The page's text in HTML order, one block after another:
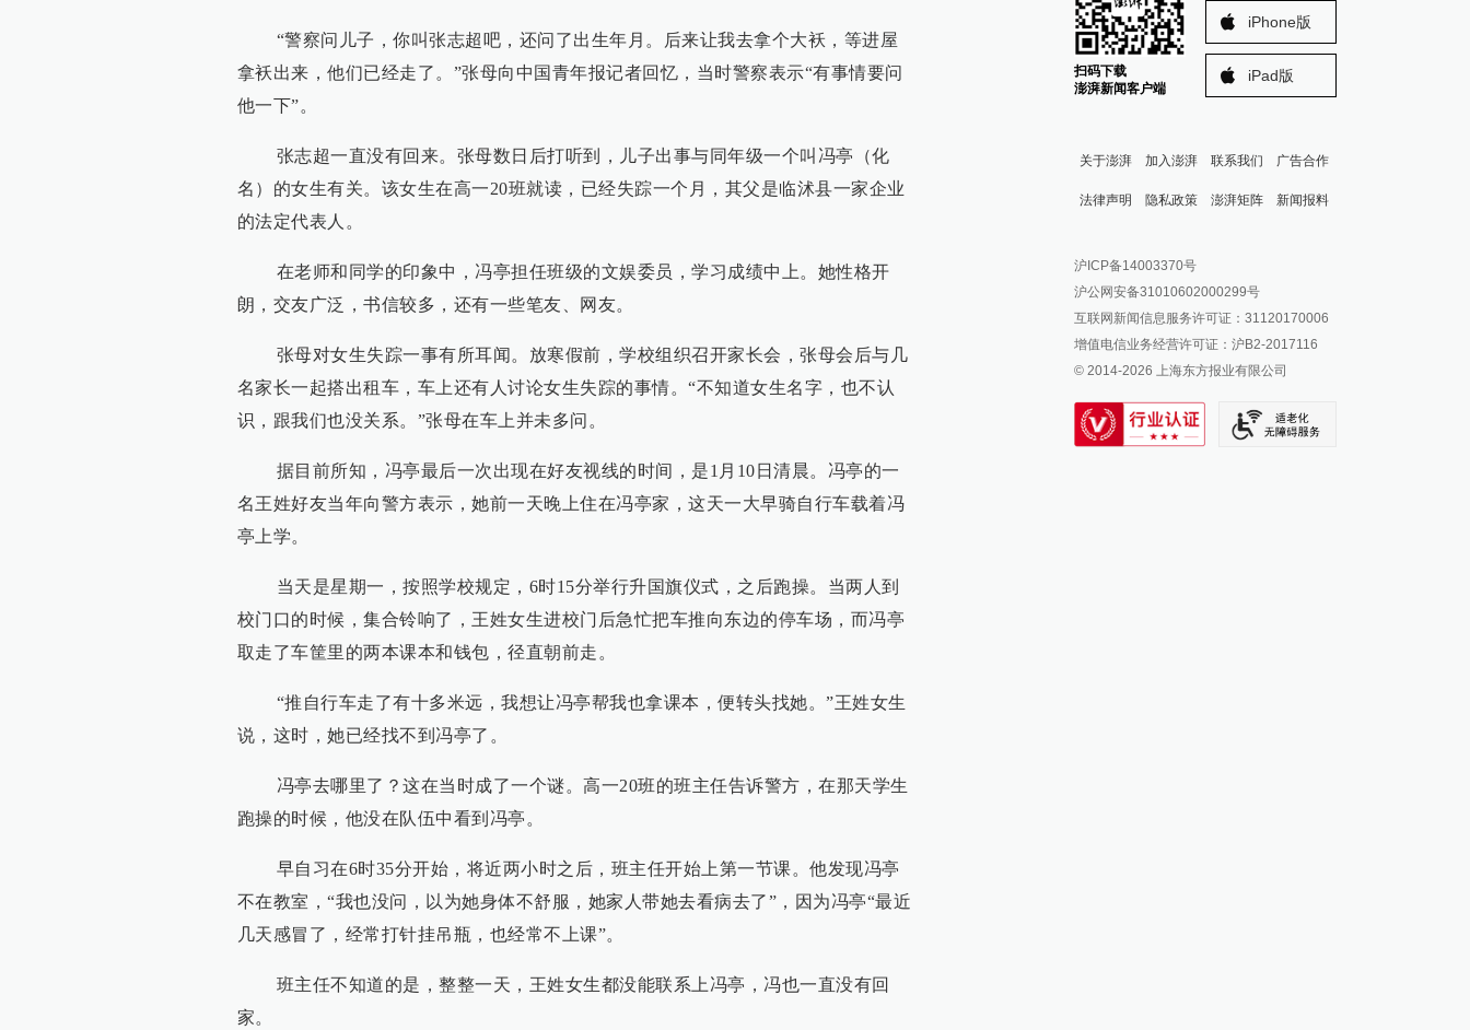
“警察问儿子，你叫张志超吧，还问了出生年月。后来让我去拿个大袄，等进屋
拿袄出来，他们已经走了。”张母向中国青年报记者回忆，当时警察表示“有事情要问
他一下”。
张志超一直没有回来。张母数日后打听到，儿子出事与同年级一个叫冯亭（化
名）的女生有关。该女生在高一20班就读，已经失踪一个月，其父是临沭县一家企业
的法定代表人。
在老师和同学的印象中，冯亭担任班级的文娱委员，学习成绩中上。她性格开
朗，交友广泛，书信较多，还有一些笔友、网友。
张母对女生失踪一事有所耳闻。放寒假前，学校组织召开家长会，张母会后与几
名家长一起搭出租车，车上还有人讨论女生失踪的事情。“不知道女生名字，也不认
识，跟我们也没关系。”张母在车上并未多问。
据目前所知，冯亭最后一次出现在好友视线的时间，是1月10日清晨。冯亭的一
名王姓好友当年向警方表示，她前一天晚上住在冯亭家，这天一大早骑自行车载着冯
亭上学。
当天是星期一，按照学校规定，6时15分举行升国旗仪式，之后跑操。当两人到
校门口的时候，集合铃响了，王姓女生进校门后急忙把车推向东边的停车场，而冯亭
取走了车筐里的两本课本和钱包，径直朝前走。
“推自行车走了有十多米远，我想让冯亭帮我也拿课本，便转头找她。”王姓女生
说，这时，她已经找不到冯亭了。
冯亭去哪里了？这在当时成了一个谜。高一20班的班主任告诉警方，在那天学生
跑操的时候，他没在队伍中看到冯亭。
早自习在6时35分开始，将近两小时之后，班主任开始上第一节课。他发现冯亭
不在教室，“我也没问，以为她身体不舒服，她家人带她去看病去了”，因为冯亭“最近
几天感冒了，经常打针挂吊瓶，也经常不上课”。
班主任不知道的是，整整一天，王姓女生都没能联系上冯亭，冯也一直没有回
家。
扫码下载
澎湃新闻客户端
iPhone版
iPad版
关于澎湃 加入澎湃 联系我们 广告合作
法律声明 隐私政策 澎湃矩阵
澎湃新闻公众号
澎湃新闻抖音号
派生万物开放平台
IP SHANGHAI
SIXTH TONE
新闻报料
报料邮箱: news@thepaper.cn
沪ICP备14003370号
沪公网安备31010602000299号
互联网新闻信息服务许可证：31120170006
增值电信业务经营许可证：沪B2-2017116
© 2014-2026 上海东方报业有限公司